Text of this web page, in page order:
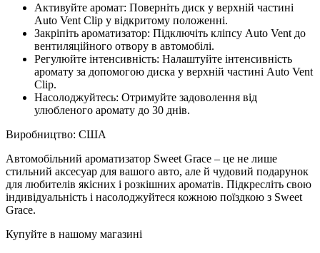
Активуйте аромат: Поверніть диск у верхній частині
Auto Vent Clip у відкритому положенні.
Закріпіть ароматизатор: Підключіть кліпсу Auto Vent до
вентиляційного отвору в автомобілі.
Регулюйте інтенсивність: Налаштуйте інтенсивність
аромату за допомогою диска у верхній частині Auto Vent
Clip.
Насолоджуйтесь: Отримуйте задоволення від
улюбленого аромату до 30 днів.
Виробництво: США
Автомобільний ароматизатор Sweet Grace – це не лише
стильний аксесуар для вашого авто, але й чудовий подарунок
для любителів якісних і розкішних ароматів. Підкресліть свою
індивідуальність і насолоджуйтеся кожною поїздкою з Sweet
Grace.
Купуйте в нашому магазині